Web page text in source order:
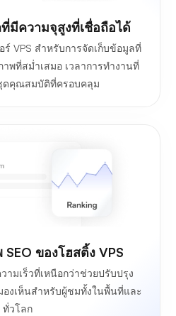
มีความจุสูงที่เชื่อถือได้
ร์ VPS สำหรับการจัดเก็บข้อมูลที่
พที่สม่ำเสมอ เวลาการทำงานที่
ดคุณสมบัติที่ครอบคลุม
ของโฮสติ้ง VPS
ามเร็วที่เหนือกว่าช่วยปรับปรุง
องเห็นสำหรับผู้ชมทั้งในพื้นที่และ
ทั่วโลก